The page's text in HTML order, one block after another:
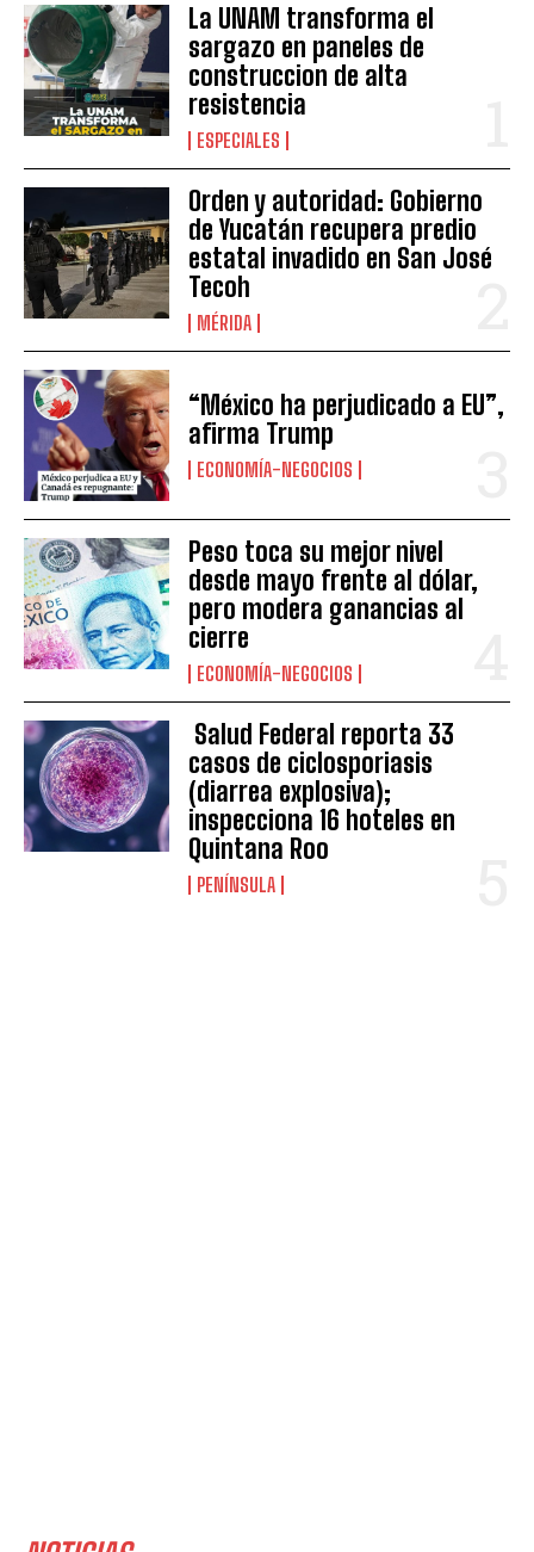
La UNAM transforma el
sargazo en paneles de
construccion de alta
resistencia
ESPECIALES
Orden y autoridad: Gobierno
de Yucatán recupera predio
estatal invadido en San José
Tecoh
MÉRIDA
“México ha perjudicado a EU”,
afirma Trump
ECONOMÍA-NEGOCIOS
Peso toca su mejor nivel
desde mayo frente al dólar,
pero modera ganancias al
cierre
ECONOMÍA-NEGOCIOS
Salud Federal reporta 33
casos de ciclosporiasis
(diarrea explosiva);
inspecciona 16 hoteles en
Quintana Roo
PENÍNSULA